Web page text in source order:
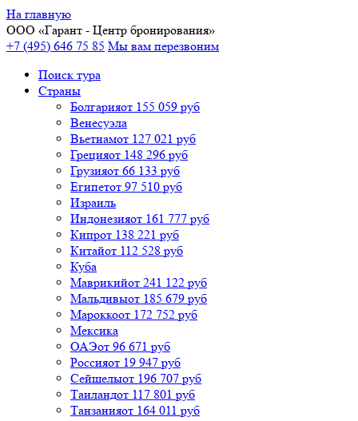
На главную
ООО «Гарант - Центр бронирования»
+7 (495) 646 75 85 Мы вам перезвоним
Поиск тура
Cтраны
Болгарияот 155 059 руб
Венесуэла
Вьетнамот 127 021 руб
Грецияот 148 296 руб
Грузияот 66 133 руб
Египетот 97 510 руб
Израиль
Индонезияот 161 777 руб
Кипрот 138 221 руб
Китайот 112 528 руб
Куба
Маврикийот 241 122 руб
Мальдивыот 185 679 руб
Мароккоот 172 752 руб
Мексика
ОАЭот 96 671 руб
Россияот 19 947 руб
Сейшелыот 196 707 руб
Таиландот 117 801 руб
Танзанияот 164 011 руб